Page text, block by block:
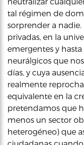
tal régimen de
sorprender a
privadas, en la
emergentes y
neurálgicos que
días, y cuya
realmente
equivalente en la
pretendamos que
menos un sector
heterogéneo) que